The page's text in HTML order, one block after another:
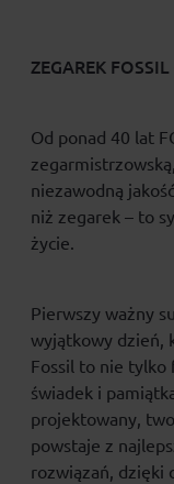
ZEGAREK
Od ponad 40 lat
niezawodną
niż zegarek – to
życie.
Pierwszy ważny
wyjątkowy dzień,
Fossil to nie tylko
świadek i
projektowany,
powstaje z
rozwiązań, dzięki